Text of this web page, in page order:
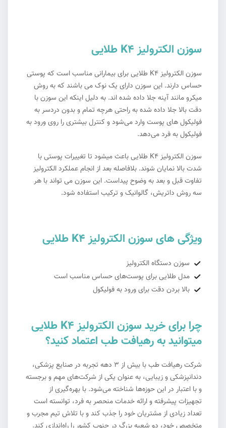
سوزن الکترولیز K4 طلایی
سوزن الکترولیز K4 طلایی برای بیمارانی مناسب است که پوستی
حساس دارند. این سوزن دارای یک نوک می باشند که به روش
میکرو مانند آینه جلا داده شده اند. به دلیل اینکه این سوزن با
دقت بالا جلا داده شده به راحتی هرچه تمام و بدون دردسر به
فولیکول های پوست وارد می‌شود و کنترل بیشتری را روی ورود به
فولیکول به فرد می‌دهد.
سوزن الکترولیز K4 طلایی باعث میشود تا تغییرات پوستی با
شدت بالا نمایان شوند. بلافاصله بعد از انجام عملکرد الکترولیز
تفاوت قبل و بعد به وضوح پیداست. این سوزن می تواند با هر
سه روش داتریش، گالوانیک و ترکیب استفاده شود.
ویژگی های سوزن الکترولیز K4 طلایی
سوزن دستگاه الکترولیز
مدل طلایی برای پوست‌های حساس مناسب است
بالا بردن دقت برای ورود به فولیکول
چرا برای خرید سوزن الکترولیز K4 طلایی
میتوانید به رهیافت طب اعتماد کنید؟
شرکت رهیافت طب با بیش از 3 دهه تجربه در صنایع پزشکی،
دندانپزشکی و زیبایی، به عنوان یکی از شرکت‌های مهم و برجسته
و با اعتبار در این حوزه‌ها شناخته می‌شود. با بهره‌گیری از
تجهیزات پیشرفته و ارائه خدمات منحصر به فرد، توانسته است
تعداد زیادی از مشتریان خود را جذب کند و با تلاش تیم مجرب و